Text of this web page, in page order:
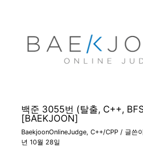
백준 3055번 (탈출, C++,
[BAEKJOON]
BaekjoonOnlineJudge, C++/CPP/ 글쓴이
년 10월 28일